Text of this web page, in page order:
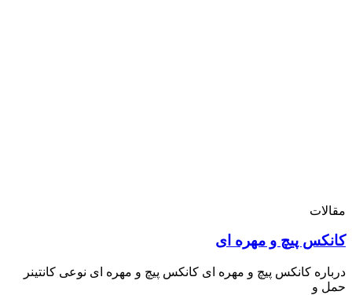
مقالات
کانکس پیچ و مهره ای
درباره کانکس پیچ و مهره ای کانکس پیچ و مهره ای نوعی کانتینر
حمل و